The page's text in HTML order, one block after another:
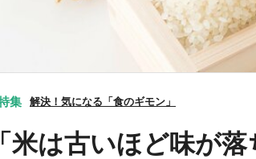
解決！気になる「食のギモン」
「米は古いほど味が